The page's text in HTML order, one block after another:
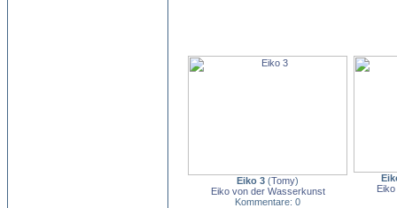
Eiko 3 (Tomy)
Eiko von der Wasserkunst
Kommentare: 0